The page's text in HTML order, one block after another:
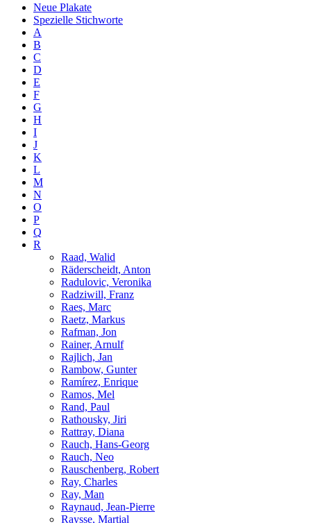
Neue Plakate
Spezielle Stichworte
A
B
C
D
E
F
G
H
I
J
K
L
M
N
O
P
Q
R
Raad, Walid
Räderscheidt, Anton
Radulovic, Veronika
Radziwill, Franz
Raes, Marc
Raetz, Markus
Rafman, Jon
Rainer, Arnulf
Rajlich, Jan
Rambow, Gunter
Ramírez, Enrique
Ramos, Mel
Rand, Paul
Rathousky, Jiri
Rattray, Diana
Rauch, Hans-Georg
Rauch, Neo
Rauschenberg, Robert
Ray, Charles
Ray, Man
Raynaud, Jean-Pierre
Raysse, Martial